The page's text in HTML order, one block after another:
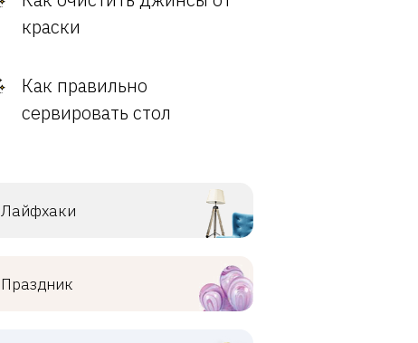
краски
Как правильно
сервировать стол
Лайфхаки
Праздник